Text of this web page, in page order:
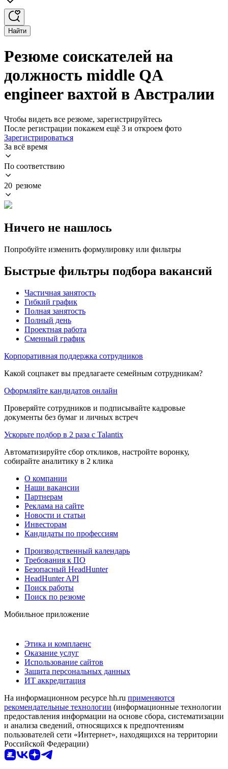
Найти
Резюме соискателей на
должность middle QA
engineer вахтой в Австралии
Чтобы видеть все резюме, зарегистрируйтесь
После регистрации покажем ещё 3 и откроем фото
Зарегистрироваться
За всё время
По соответствию
20 резюме
Ничего не нашлось
Попробуйте изменить формулировку или фильтры
Быстрые фильтры подбора вакансий
Частичная занятость
Гибкий график
Полная занятость
Полный день
Проектная работа
Сменный график
Корпоративная поддержка сотрудников
Какой соцпакет вы предлагаете семейным сотрудникам?
Оформляйте кандидатов онлайн
Проверяйте сотрудников и подписывайте кадровые
документы без бумаг и личных встреч
Ускорьте подбор в 2 раза с Talantix
Автоматизируйте сбор откликов, настройте воронку,
собирайте аналитику в 2 клика
О компании
Наши вакансии
Партнерам
Реклама на сайте
Новости и статьи
Инвесторам
Кандидаты по профессиям
Производственный календарь
Требования к ПО
Безопасный HeadHunter
HeadHunter API
Поиск работы
Поиск по резюме
Мобильное приложение
Этика и комплаенс
Оказание услуг
Использование сайтов
Защита персональных данных
ИТ аккредитация
На информационном ресурсе hh.ru применяются
рекомендательные технологии (информационные технологии
предоставления информации на основе сбора, систематизации
и анализа сведений, относящихся к предпочтениям
пользователей сети «Интернет», находящихся на территории
Российской Федерации)